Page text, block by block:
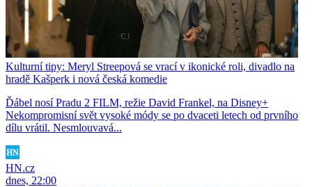
Kulturní tipy: Meryl Streepová se vrací v ikonické roli, divadlo na
hradě Kašperk i nová česká komedie
Ďábel nosí Pradu 2 FILM, režie David Frankel, na Disney+
Nekompromisní svět vysoké módy se po dvaceti letech od prvního
dílu vrátil. Nesmlouvavá...
HN.cz
dnes, 22:00